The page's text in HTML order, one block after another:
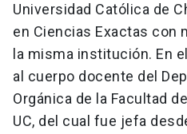
Universidad Católica de
en Ciencias Exactas con
la misma institución. En
al cuerpo docente del
Orgánica de la Facultad
UC, del cual fue jefa